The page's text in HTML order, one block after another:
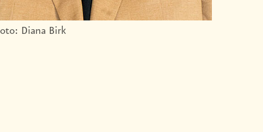
Diana Birk